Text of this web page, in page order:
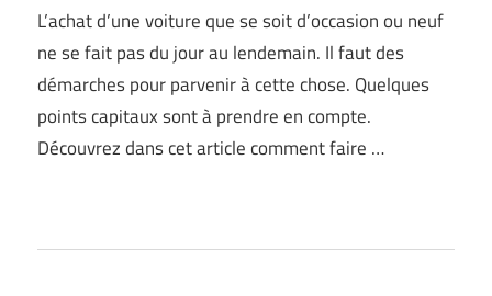
L’achat d’une voiture que se soit d’occasion ou neuf
ne se fait pas du jour au lendemain. Il faut des
démarches pour parvenir à cette chose. Quelques
points capitaux sont à prendre en compte.
Découvrez dans cet article comment faire …